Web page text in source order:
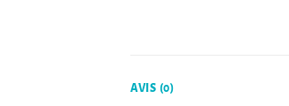
AVIS (0)